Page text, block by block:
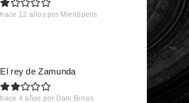
hace 12 años por Mierdipelis
El rey de Zamunda
hace 4 años por Dani Birras